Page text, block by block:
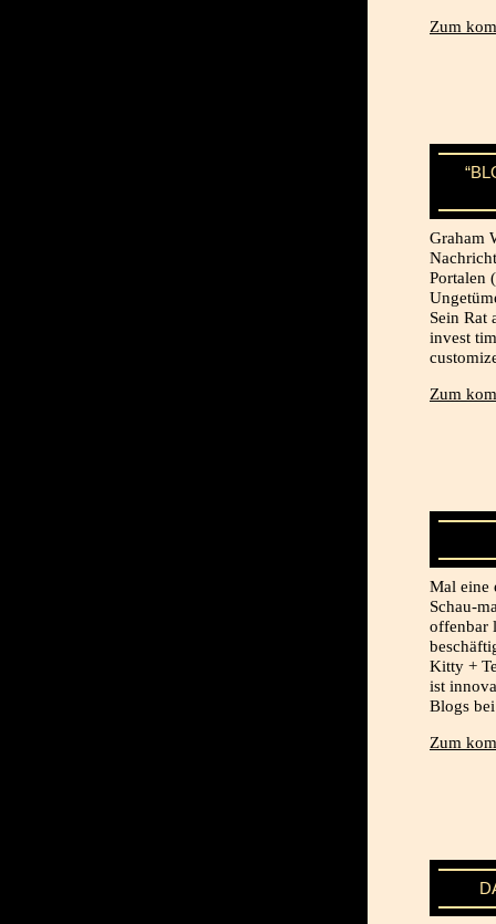
Zum
Graham
Portalen
Sein Rat
invest
Zum
Mal eine
Schau-
offenbar
Kitty +
ist
Blogs
Zum